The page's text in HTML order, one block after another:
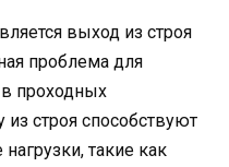
выход из строя
проблема для
проходных
строя способствуют
такие как